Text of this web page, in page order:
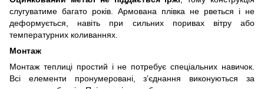
слугуватиме багато років. Армована плівка не рветься і не
деформується, навіть при сильних поривах вітру або
температурних коливаннях.
Монтаж
Монтаж теплиці простий і не потребує спеціальних навичок.
Всі елементи пронумеровані, з’єднання виконуються за